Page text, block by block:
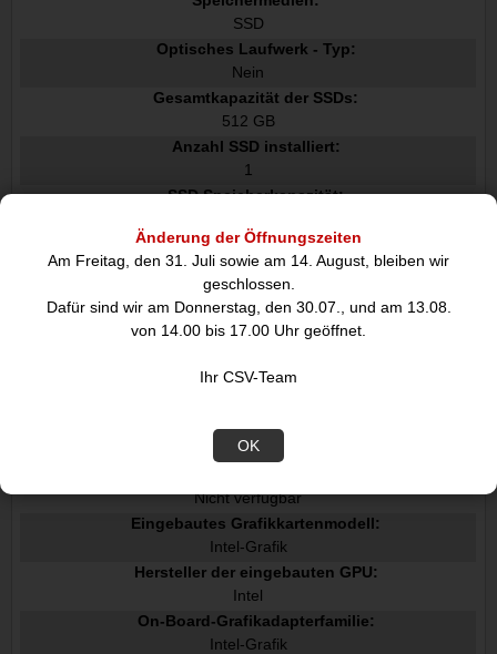
Änderung der Öffnungszeiten
Am Freitag, den 31. Juli sowie am 14. August, bleiben wir
geschlossen.
Dafür sind wir am Donnerstag, den 30.07., und am 13.08.
von 14.00 bis 17.00 Uhr geöffnet.
Ihr CSV-Team
OK
SSD
Optisches Laufwerk - Typ:
Nein
Gesamtkapazität der SSDs:
512 GB
Anzahl SSD installiert:
1
SSD Speicherkapazität:
SSD Schnittstelle:
PCI Express
NVMe:
Eingebaute Grafikadapter:
Separater Grafikadapter:
Nein
Nicht verfügbar
Eingebautes Grafikkartenmodell:
Intel-Grafik
Hersteller der eingebauten GPU:
Intel
On-Board-Grafikadapterfamilie:
Intel-Grafik